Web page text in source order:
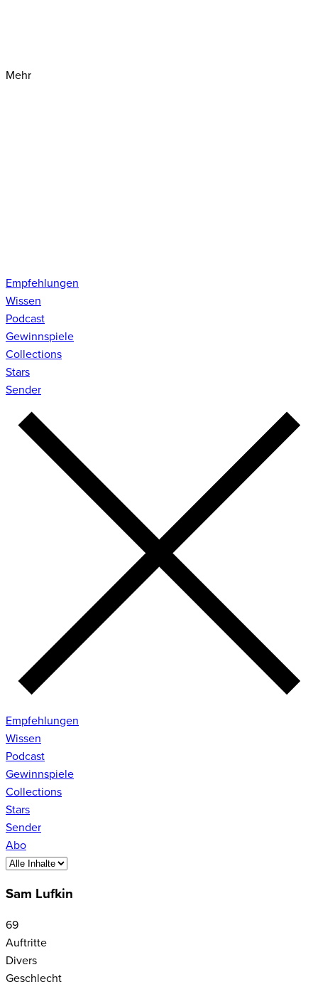
Mehr
Empfehlungen
Wissen
Podcast
Gewinnspiele
Collections
Stars
Sender
Empfehlungen
Wissen
Podcast
Gewinnspiele
Collections
Stars
Sender
Abo
Sam Lufkin
69
Auftritte
Divers
Geschlecht